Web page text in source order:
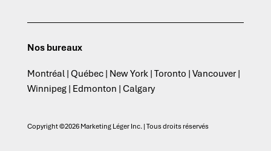
Nos bureaux
Montréal | Québec | New York | Toronto | Vancouver |
Winnipeg | Edmonton | Calgary
Copyright ©2026 Marketing Léger Inc. | Tous droits réservés